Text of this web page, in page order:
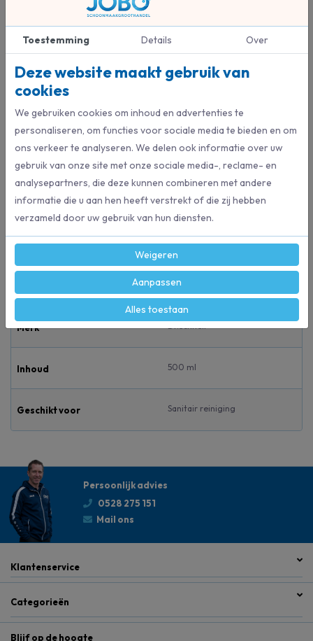
Beschrijving
Sprayflacon met een inhoud van 500ml voor de Forol Ecolution Sticks.
Specificaties
132100
Merk Dr.Schnell
Inhoud 500 ml
Geschikt voor Sanitair reiniging
Dr. Schnell Ecolution Forol
Sticks
Bestel direct
Persoonlijk advies
0528 275 151
Mail ons
Klantenservice
Categorieën
Blijf op de hoogte
Toestemming Details Over
Deze website maakt gebruik van
cookies
We gebruiken cookies om inhoud en advertenties te
personaliseren, om functies voor sociale media te bieden en om
ons verkeer te analyseren. We delen ook informatie over uw
gebruik van onze site met onze sociale media-, reclame- en
analysepartners, die deze kunnen combineren met andere
informatie die u aan hen heeft verstrekt of die zij hebben
verzameld door uw gebruik van hun diensten.
Weigeren
Aanpassen
Alles toestaan